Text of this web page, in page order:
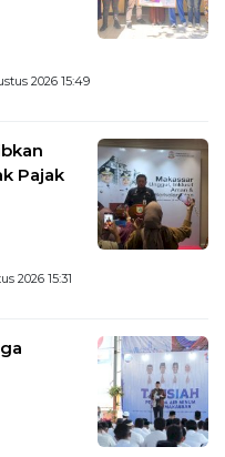
2026 15:49
Pajak
2026 15:31